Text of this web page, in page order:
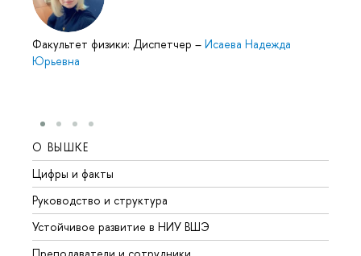
Факультет физики: Диспетчер – Исаева Надежда
Юрьевна
О ВЫШКЕ
Цифры и факты
Руководство и структура
Устойчивое развитие в НИУ ВШЭ